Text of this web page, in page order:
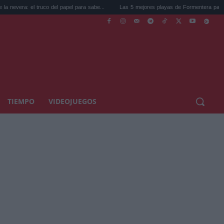
del papel para sabe... Las 5 mejores playas de Formentera para ir este ve...
TIEMPO VIDEOJUEGOS